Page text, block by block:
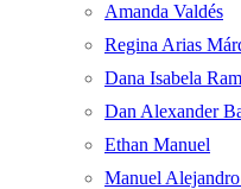
Amanda Valdés
Regina Arias
Dana Isabela
Dan Alexander
Ethan Manuel
Manuel